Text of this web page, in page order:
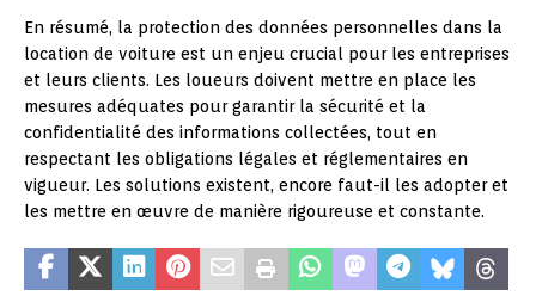
En résumé, la protection des données personnelles dans la
location de voiture est un enjeu crucial pour les entreprises
et leurs clients. Les loueurs doivent mettre en place les
mesures adéquates pour garantir la sécurité et la
confidentialité des informations collectées, tout en
respectant les obligations légales et réglementaires en
vigueur. Les solutions existent, encore faut-il les adopter et
les mettre en œuvre de manière rigoureuse et constante.